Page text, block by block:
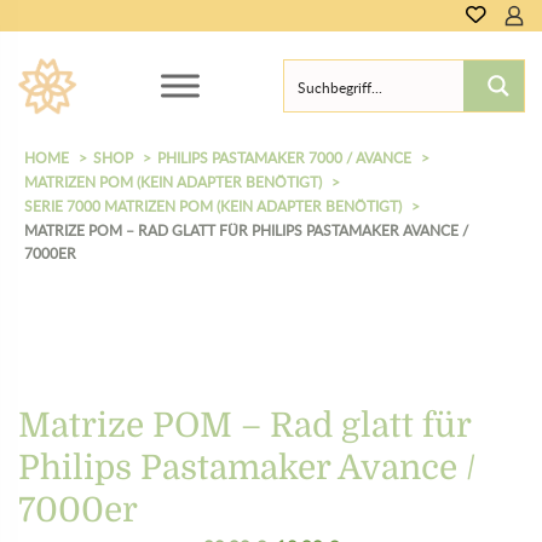
HOME SHOP
PHILIPS PASTAMAKER 7000 / AVANCE
MATRIZEN POM (KEIN ADAPTER BENÖTIGT)
SERIE 7000 MATRIZEN POM (KEIN ADAPTER BENÖTIGT)
MATRIZE POM – RAD GLATT FÜR PHILIPS PASTAMAKER AVANCE /
7000ER
Matrize POM – Rad glatt für
Philips Pastamaker Avance /
7000er